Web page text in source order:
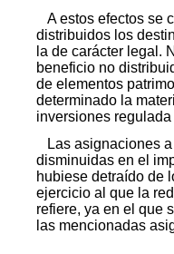
A estos efectos se
distribuidos los
la de carácter legal.
beneficio no
de elementos
determinado la
inversiones
Las asignaciones
disminuidas en el
hubiese detraído de
ejercicio al que la
refiere, ya en el que
las mencionadas